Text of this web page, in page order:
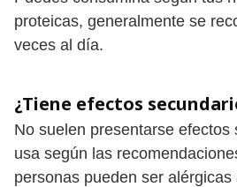
proteicas, generalmente se
veces al día.
¿Tiene efectos
No suelen presentarse efectos
usa según las
personas pueden ser alérgicas